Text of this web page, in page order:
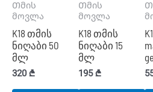
Თმის
მოვლა
K18 თმის
ნიღაბი 50
მლ
320₾
Თმის
მოვლა
K18 თმის
ნიღაბი 15
მლ
195₾
ge